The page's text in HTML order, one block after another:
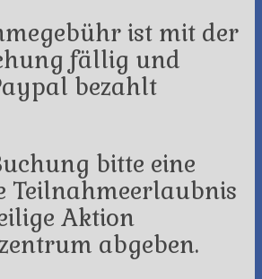
ist mit der
fällig und
bezahlt
bitte eine
Teilnahmeerlaubnis
Aktion
abgeben.